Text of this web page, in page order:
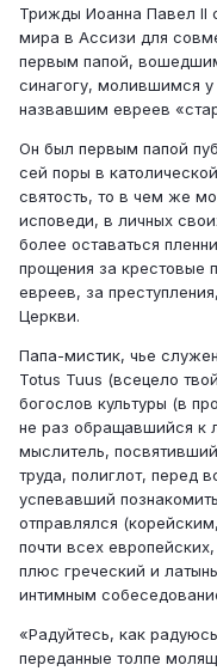
Трижды Иоанна Павел II
мира в Ассизи для
первым папой,
синагогу, молившимся
назвавшим евреев
Он был первым папой
сей поры в
святость, то в чем же
исповеди, в личных
более оставаться
прощения за крестовые
евреев, за
Церкви.
Папа-мистик, чье
Totus Tuus (всецело
богослов культуры (в
не раз обращавшийся к
мыслитель,
труда, полиглот, перед
успевавший
отправлялся
почти всех
плюс греческий и
интимным
«Радуйтесь, как
переданные толпе